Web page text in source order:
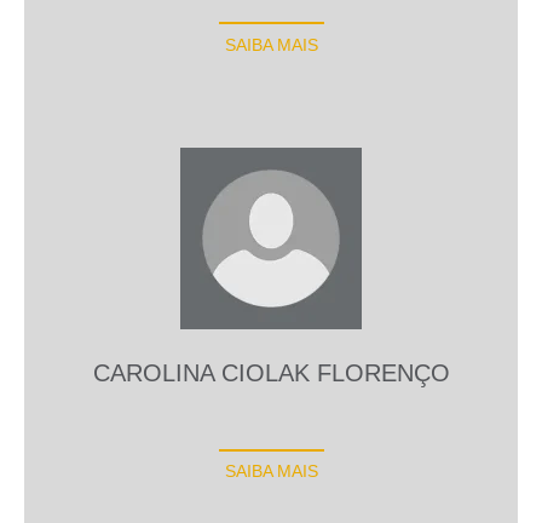
SAIBA MAIS
CAROLINA CIOLAK FLORENÇO
SAIBA MAIS